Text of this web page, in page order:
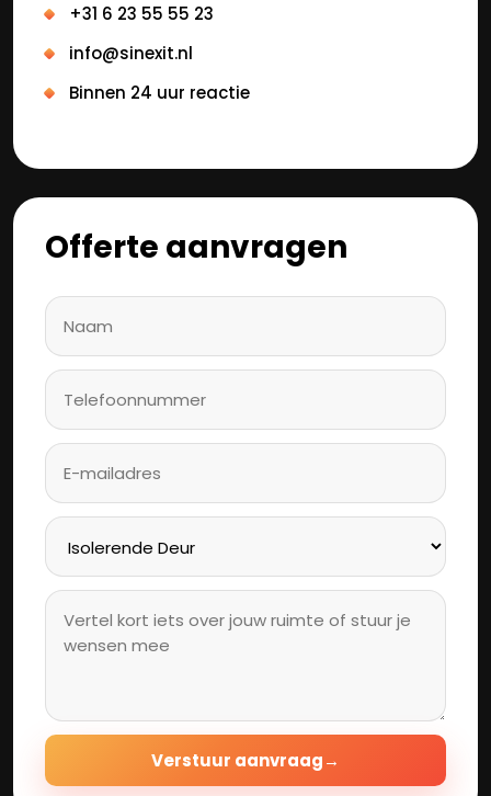
+31 6 23 55 55 23
info@sinexit.nl
Binnen 24 uur reactie
Offerte aanvragen
Verstuur aanvraag→